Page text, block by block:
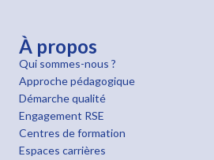
À propos
Qui sommes-nous ?
Approche pédagogique
Démarche qualité
Engagement RSE
Centres de formation
Espaces carrières